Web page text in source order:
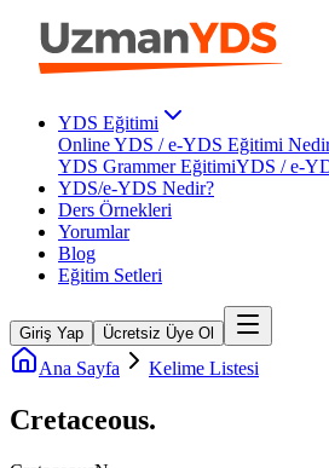
YDS Eğitimi
Online YDS / e-YDS Eğitimi
YDS Grammer EğitimiYDS / e-
YDS/e-YDS Nedir?
Ders Örnekleri
Yorumlar
Blog
Eğitim Setleri
Giriş Yap Ücretsiz Üye Ol
Ana Sayfa Kelime Listesi
Cretaceous.